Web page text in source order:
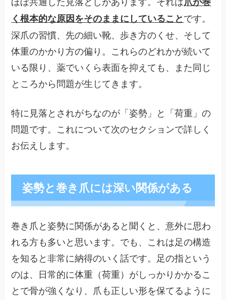
く根本的な原因をそのままにしていることです。
深爪の習慣、先の細い靴、歩き方のくせ、そして
体重のかかり方の偏り。これらのどれかが続いて
いる限り、薬でいくら表面を抑えても、また同じ
ところから問題が生じてきます。
特に見落とされがちなのが「姿勢」と「荷重」の
問題です。これについて次のセクションで詳しく
お伝えします。
姿勢と巻き爪には深い関係がある
巻き爪と姿勢に関係があると聞くと、意外に思わ
れる方も多いと思います。でも、これは足の構造
を知ると非常に納得のいく話です。足の指という
のは、日常的に体重（荷重）がしっかりかかるこ
とで骨が強くなり、爪も正しい形を保てるように